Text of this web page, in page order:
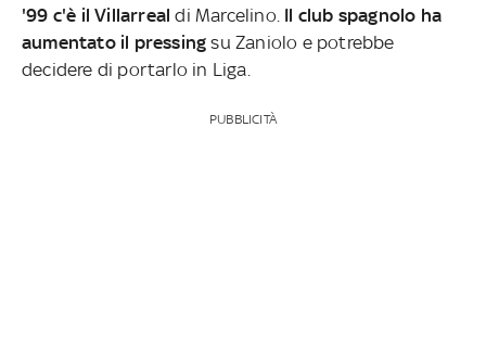
'99 c'è il Villarrealdi Marcelino. Il club spagnolo ha
aumentato il pressing su Zaniolo e potrebbe
decidere di portarlo in Liga.
PUBBLICITÀ